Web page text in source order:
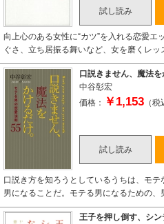
試し読み
向上心のある女性に“カツ”を入れる恋愛エ
ぐさ、立ち居振る舞いなど、女を磨くレッ
口説きません、魔法を
中谷彰宏
価格：
￥1,153 （税
試し読み
口説き方を知ろうとしているうちは、モ
男になることだ。モテる男になるための、
王子を押し倒す、シン